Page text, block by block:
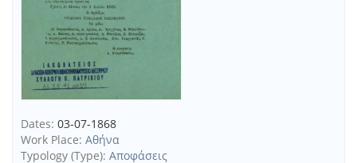
Dates: 03-07-1868
Work Place: Αθήνα
Typology (Type): Αποφάσεις